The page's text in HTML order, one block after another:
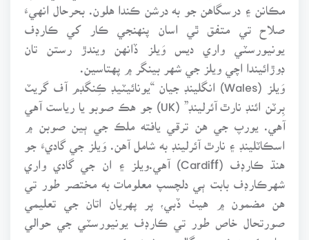
مڪانن ۽ درسگاهن جو به درشن ڪندا هلون. بحرحال انهيءَ
صلاح تي متفق ٿي اسان پنهنجي ڪار کي ڪارڊف
يونيورسٽي واري ديس وَيلز ڏانهن ويندڙ رستن تان
ڊوڙائيندا اچي ويلز جي شهر بينگر ۾ پهتاسين.
وَيلز (Wales) انگلينڊ جيان “يونائيٽيڊ ڪِنگڊم آف گريٽ
بِرٽن ائنڊ نارٿ آئرلينڊ” (UK) جو هڪ صوبو يا رياست آهي
آهي. يورپ جي هن ترقي يافته ملڪ جي ٻين صوبن ۾
اسڪاٽلينڊ ۽ نارٿ آئرلينڊ به شامل آهن. وَيلز جي گاديءَ جو
هنڌ ڪارڊف (Cardiff) آهي.ويلز ۽ ان جي گادي واري
شهرڪارڊف بابت ٻي دلچسپ معلومات به مختصر طور تي
هن مضمون ۾ هيٺ ڏبي، پر پهريان اتان جي تعليمي
صورتحال خاص طور تي ڪارڊف يونيورسٽي جي حوالي
سان ڪجهه ضروري ڳالهيون شيئر ڪبيون.